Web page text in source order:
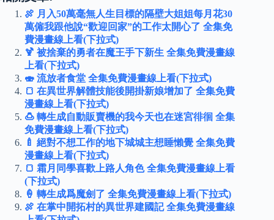
🍖 月入50萬毫無人生目標的隔壁大姐姐每月花30
萬僱我跟他說“歡迎回家”的工作太開心了 全集免
費漫畫線上看(下拉式)
🍹 被捨棄的勇者在魔王手下新生 全集免費漫畫線
上看(下拉式)
🍣 流放者食堂 全集免費漫畫線上看(下拉式)
🍞 在異世界解體技能後開掛新娘增加了 全集免費
漫畫線上看(下拉式)
🍮 轉生成自動販賣機的我今天也在迷宮徘徊 全集
免費漫畫線上看(下拉式)
🍼 絕對不想工作的地下城城主想睡懶覺 全集免費
漫畫線上看(下拉式)
🍞 霜月同學喜歡上路人角色 全集免費漫畫線上看
(下拉式)
🍦 轉生成爲魔劍了 全集免費漫畫線上看(下拉式)
🍖 在掌中開拓村的異世界建國記 全集免費漫畫線